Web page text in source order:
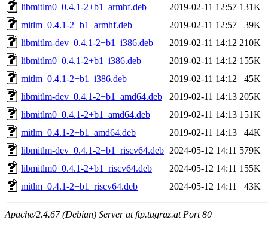
libmitlm0_0.4.1-2+b1_armhf.deb
2019-02-11 12:57 131K
mitlm_0.4.1-2+b1_armhf.deb
2019-02-11 12:57
39K
libmitlm-dev_0.4.1-2+b1_i386.deb
2019-02-11 14:12 210K
libmitlm0_0.4.1-2+b1_i386.deb
2019-02-11 14:12 155K
mitlm_0.4.1-2+b1_i386.deb
2019-02-11 14:12
45K
libmitlm-dev_0.4.1-2+b1_amd64.deb
2019-02-11 14:13 205K
libmitlm0_0.4.1-2+b1_amd64.deb
2019-02-11 14:13 151K
mitlm_0.4.1-2+b1_amd64.deb
2019-02-11 14:13
44K
libmitlm-dev_0.4.1-2+b1_riscv64.deb 2024-05-12 14:11 579K
libmitlm0_0.4.1-2+b1_riscv64.deb
2024-05-12 14:11 155K
mitlm_0.4.1-2+b1_riscv64.deb
2024-05-12 14:11 43K
Apache/2.4.67 (Debian) Server at ftp.tugraz.at Port 80